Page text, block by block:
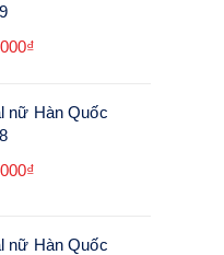
nữ Hàn Quốc
nữ Hàn Quốc